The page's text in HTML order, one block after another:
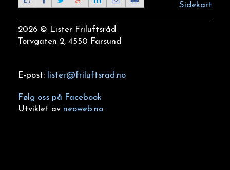
Sidekart
2026 © Lister Friluftsråd
Torvgaten 2, 4550 Farsund
E-post: lister@friluftsrad.no
Følg oss på Facebook
Utviklet av neoweb.no